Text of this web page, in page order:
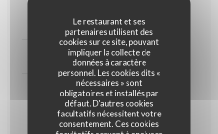
Le restaurant et ses
partenaires utilisent des
cookies sur ce site, pouvant
impliquer la collecte de
données à caractère
personnel. Les cookies dits «
nécessaires » sont
obligatoires et installés par
défaut. D'autres cookies
facultatifs nécessitent votre
consentement. Ces cookies
12,00 EUR
LES MOUSSEUX
12 cl
La Bulle de Lacoste Rosé
10,50 EUR